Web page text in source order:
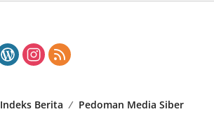
Indeks Berita Pedoman Media Siber